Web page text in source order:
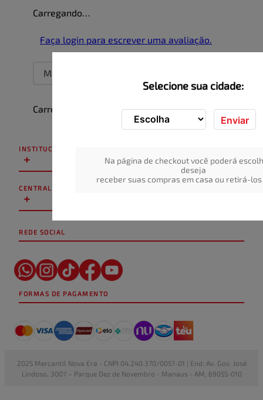
Selecione sua cidade:
Enviar
Na página de checkout você poderá
deseja
receber suas compras em casa ou retirá-
Carregando…
Faça login para escrever uma avaliação.
Mais recentes
Carregando avaliações…
INSTITUCIONAL
+
CENTRAL DE ATENDIMENTO
+
REDE SOCIAL
FORMAS DE PAGAMENTO
2025 Mercantil Nova Era - CNPJ 04.240.370/0057-01 | End: Av. Gov. José
Lindoso, 3007 – Parque Dez de Novembro - Manaus - AM, 69055-010